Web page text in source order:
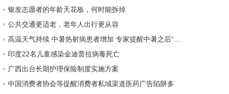
银发志愿者的年龄天花板，何时能拆掉
公共交通更适老，老年人出行更从容
印度22名儿童感染金迪普拉病毒死亡
广西出台长期护理保险制度实施方案
中国消费者协会等提醒消费者私域渠道医药广告陷阱多